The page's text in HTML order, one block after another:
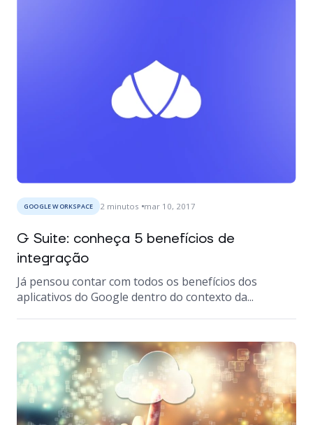
GOOGLE WORKSPACE 2 minutos mar 10, 2017
G Suite: conheça 5 benefícios de
integração
Já pensou contar com todos os benefícios dos
aplicativos do Google dentro do contexto da...